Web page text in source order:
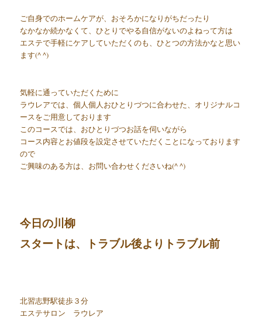
ご自身でのホームケアが、おそろかになりがちだったり
なかなか続かなくて、ひとりでやる自信がないのよねって方は
エステで手軽にケアしていただくのも、ひとつの方法かなと思い
ます(^ ^)
気軽に通っていただくために
ラウレアでは、個人個人おひとりづつに合わせた、オリジナルコ
ースをご用意しております
このコースでは、おひとりづつお話を伺いながら
コース内容とお値段を設定させていただくことになっております
ので
ご興味のある方は、お問い合わせくださいね(^ ^)
今日の川柳
スタートは、トラブル後よりトラブル前
北習志野駅徒歩３分
エステサロン ラウレア